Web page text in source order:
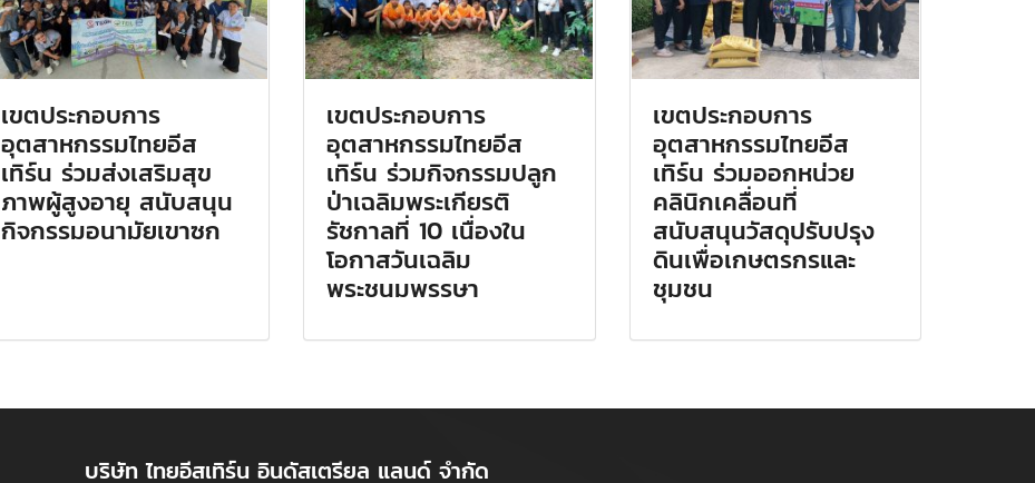
เขตประกอบการ
อุตสาหกรรมไทยอีส
เทิร์น ร่วมส่งเสริมสุข
ภาพผู้สูงอายุ สนับสนุน
กิจกรรมอนามัยเขาซก
เขตประกอบการ
อุตสาหกรรมไทยอีส
เทิร์น ร่วมกิจกรรมปลูก
ป่าเฉลิมพระเกียรติ
รัชกาลที่ 10 เนื่องใน
โอกาสวันเฉลิม
พระชนมพรรษา
เขตประกอบการ
อุตสาหกรรมไทยอีส
เทิร์น ร่วมออกหน่วย
คลินิกเคลื่อนที่
สนับสนุนวัสดุปรับปรุง
ดินเพื่อเกษตรกรและ
ชุมชน
บริษัท ไทยอีสเทิร์น อินดัสเตรียล แลนด์ จำกัด